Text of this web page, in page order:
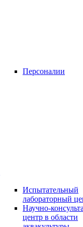
Персоналии
Испытательный
лабораторный
Научно-
центр в области